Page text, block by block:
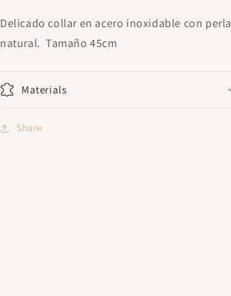
Delicado collar en acero inoxidable con perla
natural. Tamaño 45cm
Materials
Share